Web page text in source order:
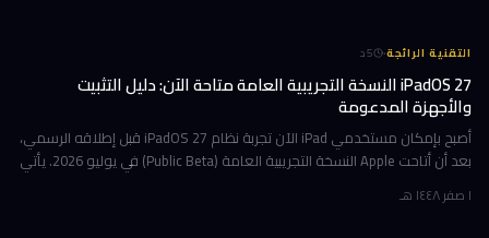
التقنية الرائجة·
5د
iPadOS 27 النسخة التجريبية العامة متاحة الآن: دليل التثبيت
والأجهزة المدعومة
أصبح بإمكان مستخدمي iPad الآن تجربة نظام iPadOS 27 قبل إطلاقه الرسمي،
بعد أن أتاحت Apple النسخة التجريبية العامة (Public Beta) في يوليو 2026. يأتي
١ صفر ١٤٤٨ هـ